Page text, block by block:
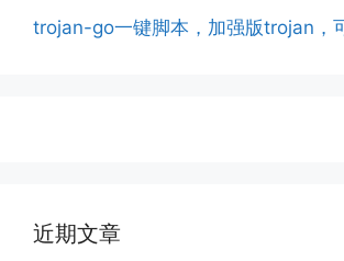
trojan-go一键脚本，加强版trojan，
近期文章